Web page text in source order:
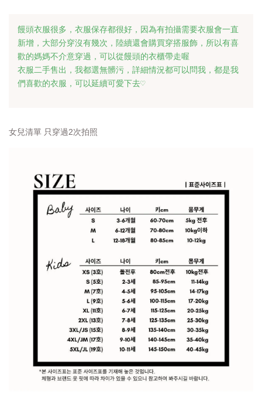
饅頭衣服很多，衣服保存都很好，因為有拍攝需要衣服會一直
新增，大部分穿沒有幾次，陸續還會購買穿搭服飾，所以有喜
歡的媽媽不介意穿過，可以從饅頭的衣櫃帶走喔
衣服二手售出，我都選無髒污，詳細情況都可以問我，都是我
們喜歡的衣服，可以延續可愛下去♡
女兒清單 只穿過2次拍照